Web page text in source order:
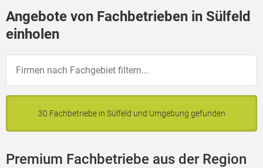
Angebote von Fachbetrieben in Sülfeld
einholen
30 Fachbetriebe in Sülfeld und Umgebung gefunden
Premium Fachbetriebe aus der Region